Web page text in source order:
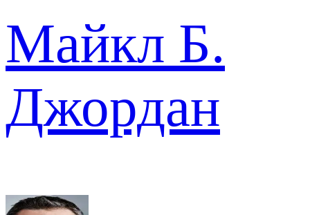
Майкл Б.
Джордан